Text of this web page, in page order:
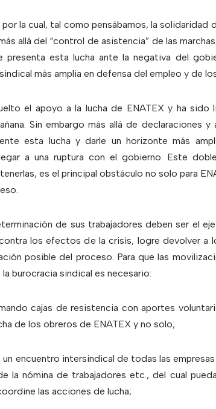
por la cual, tal como pensábamos, la solidaridad
allá del “control de asistencia” de las
presenta esta lucha ante la negativa del
más amplia en defensa del empleo y de
el apoyo a la lucha de ENATEX y ha sido
Sin embargo más allá de declaraciones
esta lucha y darle un horizonte más
a una ruptura con el gobierno. Este
es el principal obstáculo no solo para
de sus trabajadores deben ser el
los efectos de la crisis, logre devolver a
posible del proceso. Para que las
la burocracia sindical es necesario:
cajas de resistencia con aportes
de los obreros de ENATEX y no solo;
un encuentro intersindical de todas las
la nómina de trabajadores etc., del cual
las acciones de lucha;